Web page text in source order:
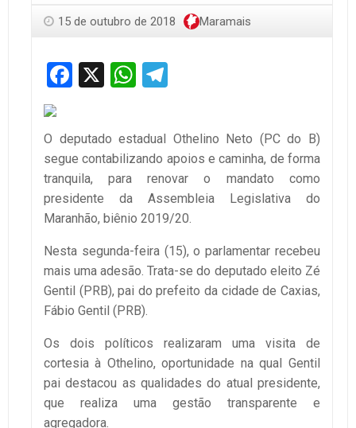
15 de outubro de 2018 Maramais
Facebook
X WhatsApp
O deputado estadual Othelino Neto (PC do B)
segue contabilizando apoios e caminha, de forma
tranquila, para renovar o mandato como
presidente da Assembleia Legislativa do
Maranhão, biênio 2019/20.
Nesta segunda-feira (15), o parlamentar recebeu
mais uma adesão. Trata-se do deputado eleito Zé
Gentil (PRB), pai do prefeito da cidade de Caxias,
Fábio Gentil (PRB).
Os dois políticos realizaram uma visita de
cortesia à Othelino, oportunidade na qual Gentil
pai destacou as qualidades do atual presidente,
que realiza uma gestão transparente e
agregadora.